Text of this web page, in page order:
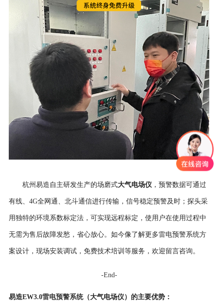
杭州易造自主研发生产的场磨式大气电场仪，预警数据可通过
有线、4G全网通、北斗通信进行传输，信号稳定预警及时；探头采
用独特的环境系数标定法，可实现远程标定，使用户在使用过程中
无需为售后故障发愁，省心放心。如今像了解更多雷电预警系统方
案设计，现场安装调试，免费技术培训等服务，欢迎留言咨询。
-End-
易造EW3.0雷电预警系统（大气电场仪） 的主要优势：